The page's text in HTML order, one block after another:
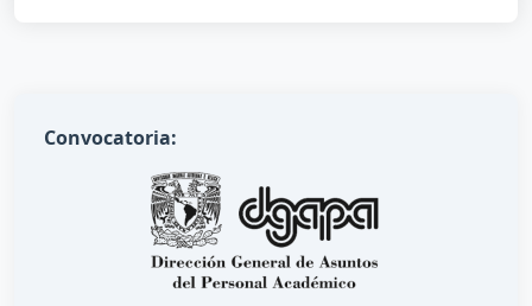
Convocatoria: